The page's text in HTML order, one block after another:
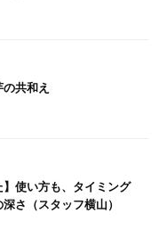
の共和え
】使い方も、タイミング
さ（スタッフ横山）